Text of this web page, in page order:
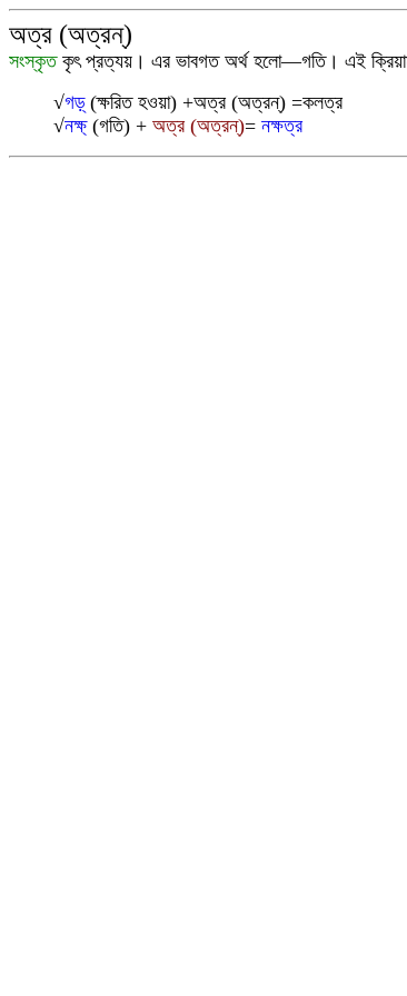
অত্র (অত্রন্)
সংস্কৃত কৃৎ প্রত্যয় । এর ভাবগত অর্থ হলো―গতি। এই
√গড়্ (ক্ষরিত হওয়া) +অত্র (অত্রন্) =কলত্র
√নক্ষ্(গতি) + অত্র (অত্রন্)= নক্ষত্র